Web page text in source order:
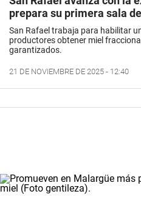
prepara su primera sala
San Rafael trabaja para habilitar
productores obtener miel
garantizados.
21 DE NOVIEMBRE DE 2025 - 12:40